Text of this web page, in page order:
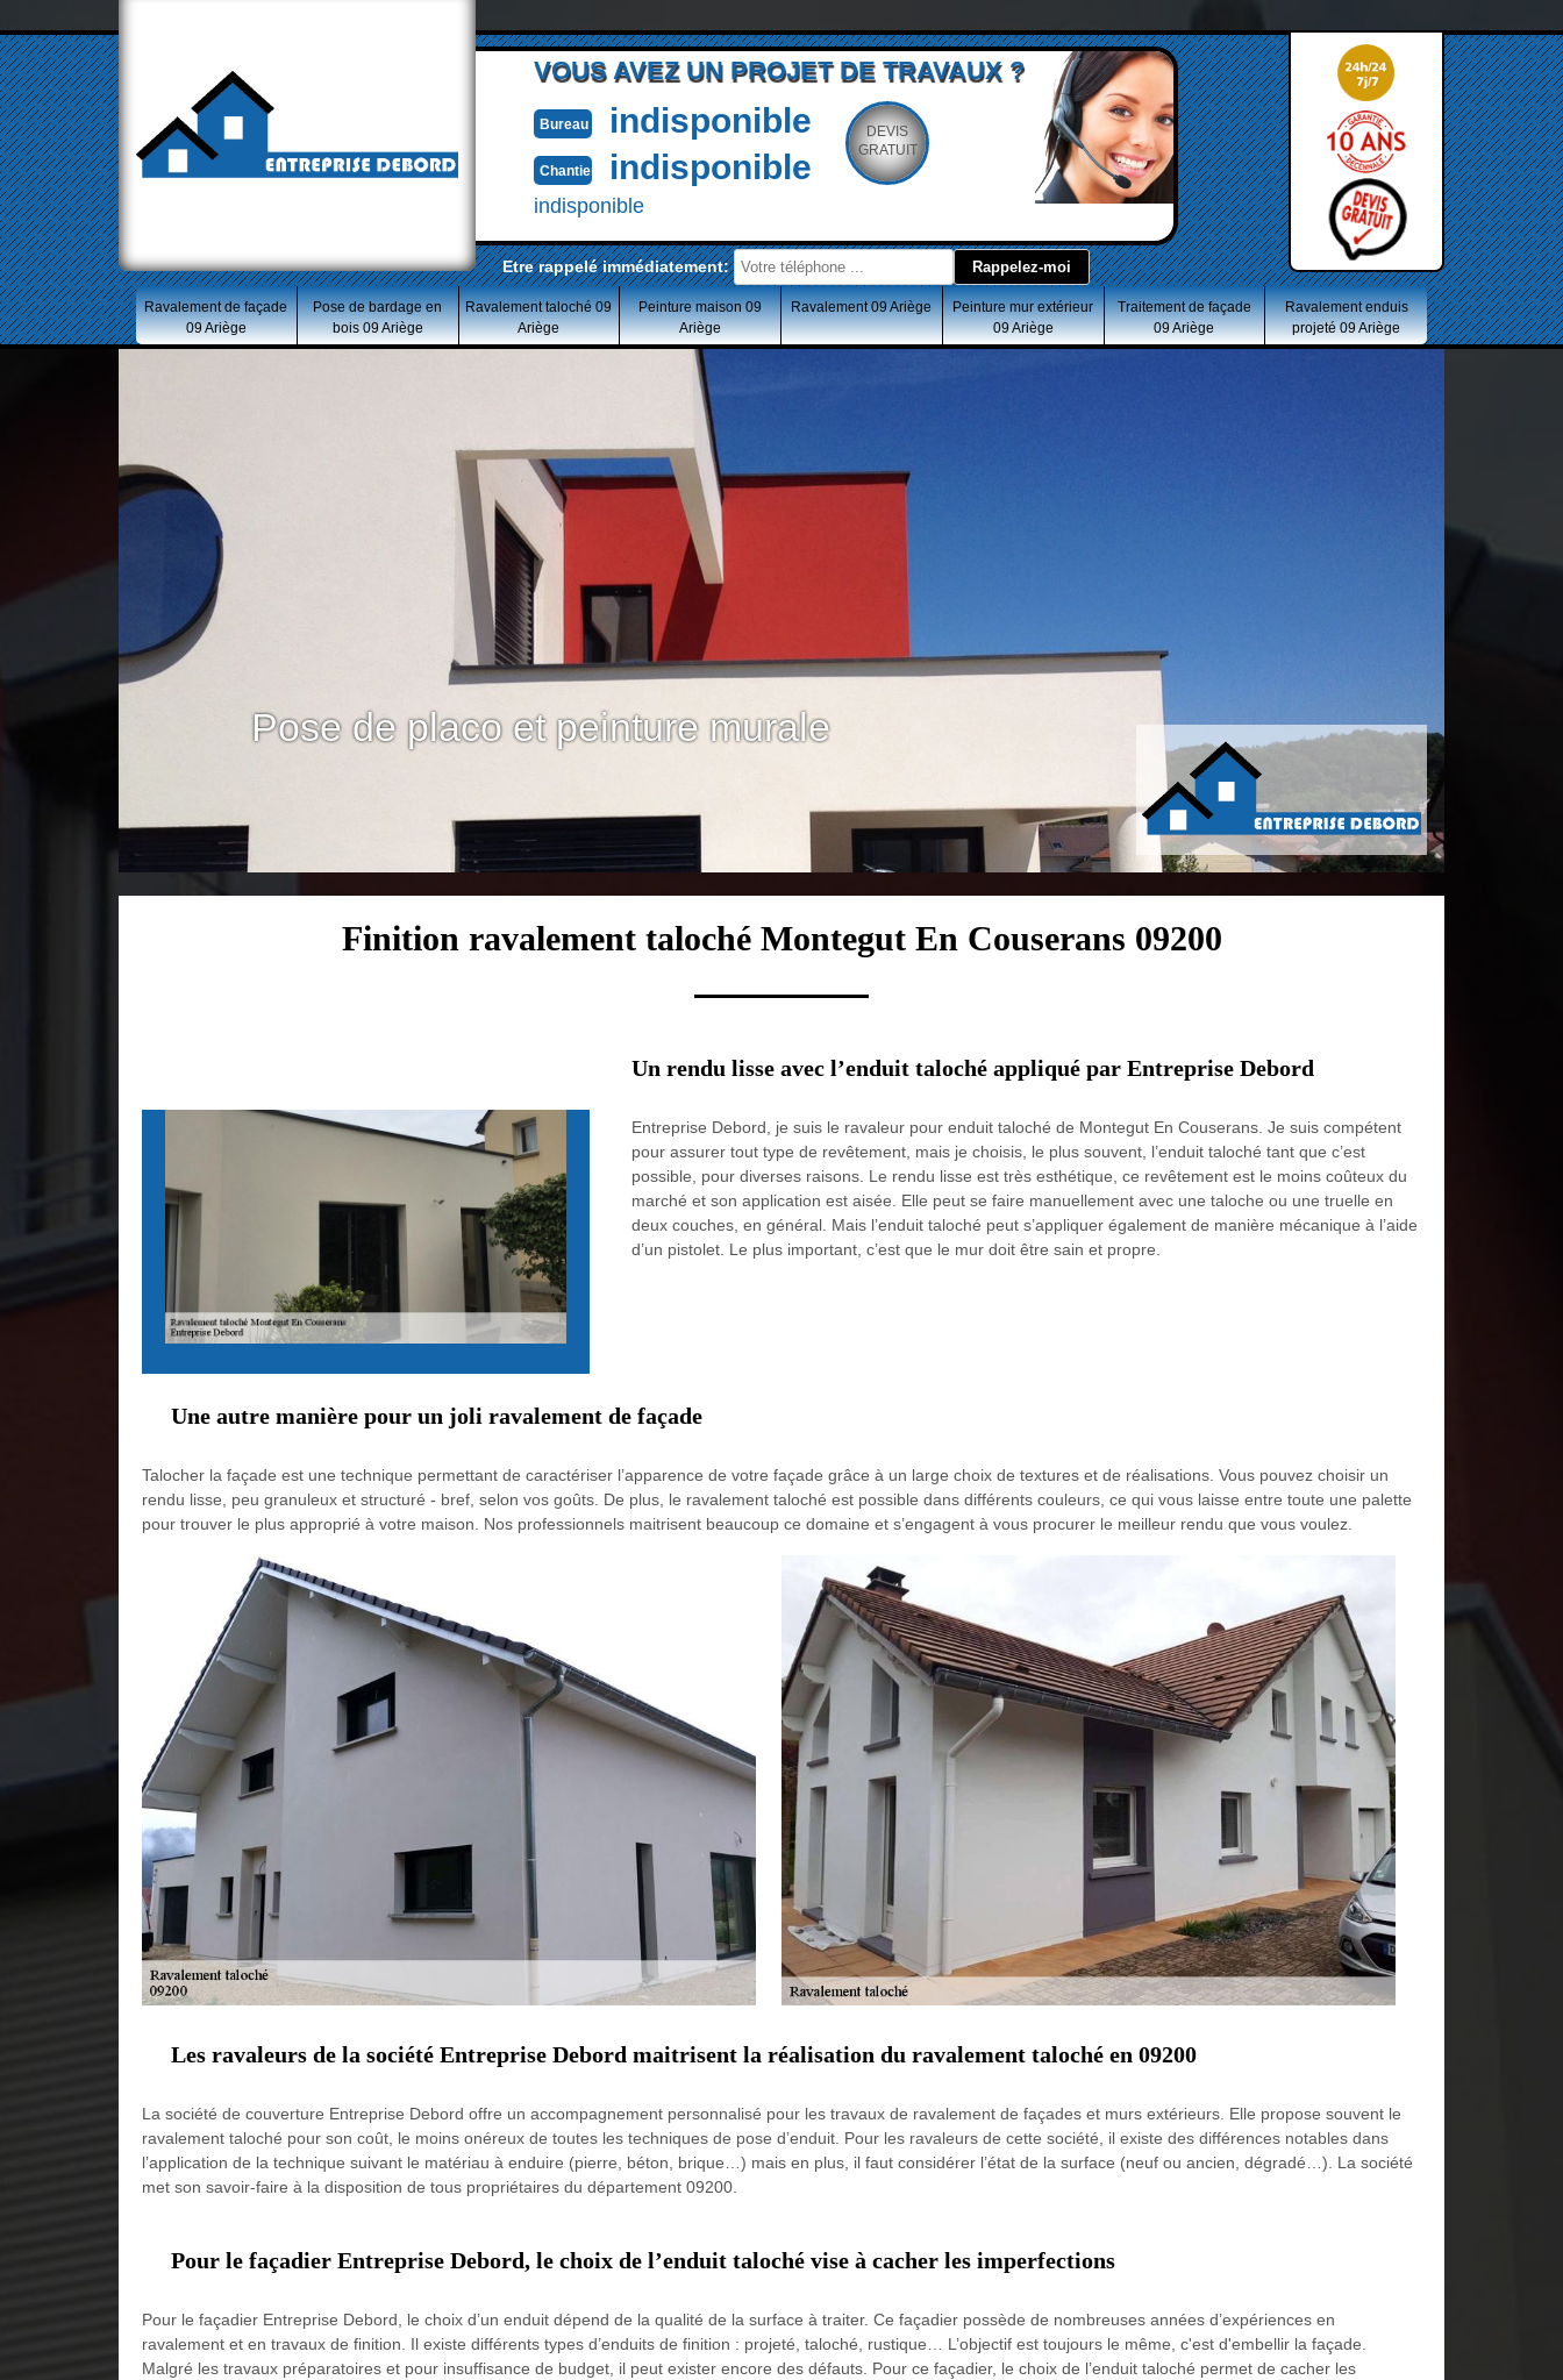
VOUS AVEZ UN PROJET DE TRAVAUX ?
Bureau indisponible
Chantier indisponible
indisponible
DEVIS
GRATUIT
Etre rappelé immédiatement:
Ravalement de façade
09 Ariège
Pose de bardage en
bois 09 Ariège
Ravalement taloché 09
Ariège
Peinture maison 09
Ariège
Ravalement 09 Ariège
Peinture mur extérieur
09 Ariège
Traitement de façade
09 Ariège
Ravalement enduis
projeté 09 Ariège
Pose de placo et peinture murale
Finition ravalement taloché Montegut En Couserans 09200
Un rendu lisse avec l’enduit taloché appliqué par Entreprise Debord
Entreprise Debord, je suis le ravaleur pour enduit taloché de Montegut En Couserans. Je suis compétent
pour assurer tout type de revêtement, mais je choisis, le plus souvent, l’enduit taloché tant que c’est
possible, pour diverses raisons. Le rendu lisse est très esthétique, ce revêtement est le moins coûteux du
marché et son application est aisée. Elle peut se faire manuellement avec une taloche ou une truelle en
deux couches, en général. Mais l’enduit taloché peut s’appliquer également de manière mécanique à l’aide
d’un pistolet. Le plus important, c’est que le mur doit être sain et propre.
Une autre manière pour un joli ravalement de façade
Talocher la façade est une technique permettant de caractériser l’apparence de votre façade grâce à un large choix de textures et de réalisations. Vous pouvez choisir un
rendu lisse, peu granuleux et structuré - bref, selon vos goûts. De plus, le ravalement taloché est possible dans différents couleurs, ce qui vous laisse entre toute une palette
pour trouver le plus approprié à votre maison. Nos professionnels maitrisent beaucoup ce domaine et s’engagent à vous procurer le meilleur rendu que vous voulez.
Les ravaleurs de la société Entreprise Debord maitrisent la réalisation du ravalement taloché en 09200
La société de couverture Entreprise Debord offre un accompagnement personnalisé pour les travaux de ravalement de façades et murs extérieurs. Elle propose souvent le
ravalement taloché pour son coût, le moins onéreux de toutes les techniques de pose d’enduit. Pour les ravaleurs de cette société, il existe des différences notables dans
l’application de la technique suivant le matériau à enduire (pierre, béton, brique…) mais en plus, il faut considérer l’état de la surface (neuf ou ancien, dégradé…). La société
met son savoir-faire à la disposition de tous propriétaires du département 09200.
Pour le façadier Entreprise Debord, le choix de l’enduit taloché vise à cacher les imperfections
Pour le façadier Entreprise Debord, le choix d’un enduit dépend de la qualité de la surface à traiter. Ce façadier possède de nombreuses années d’expériences en
ravalement et en travaux de finition. Il existe différents types d’enduits de finition : projeté, taloché, rustique… L’objectif est toujours le même, c'est d'embellir la façade.
Malgré les travaux préparatoires et pour insuffisance de budget, il peut exister encore des défauts. Pour ce façadier, le choix de l’enduit taloché permet de cacher les